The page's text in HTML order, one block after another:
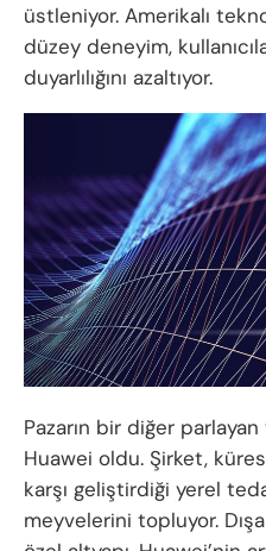
üstleniyor. Amerikalı
düzey deneyim,
duyarlılığını azaltıyor.
Pazarın bir diğer parlayan
Huawei oldu. Şirket,
karşı geliştirdiği yerel
meyvelerini topluyor. Dışa